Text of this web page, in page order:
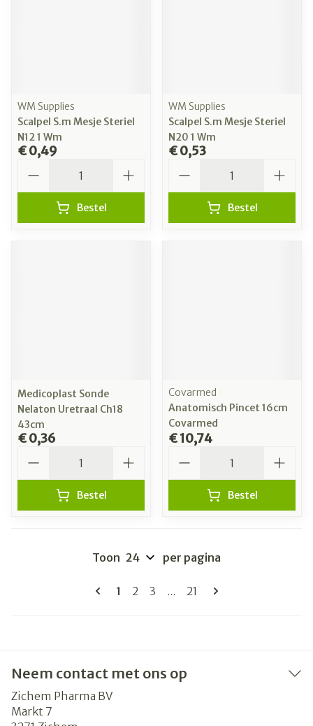
WM Supplies
Scalpel S.m Mesje Steriel
N12 1 Wm
€ 0,49
Bestel
WM Supplies
Scalpel S.m Mesje Steriel
N20 1 Wm
€ 0,53
Bestel
Medicoplast Sonde
Nelaton Uretraal Ch18
43cm
€ 0,36
Bestel
Covarmed
Anatomisch Pincet 16cm
Covarmed
€ 10,74
Bestel
Pagina's
U lees momenteel pagina
1 Pagina
2 Pagina
3 ... Pagina
21
Toon per pagina
Neem contact met ons op
Zichem Pharma BV
Markt 7